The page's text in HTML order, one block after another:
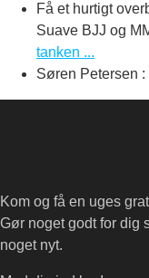
Få et hurtigt
Suave BJJ og
tanken ...
Søren Petersen :
Kom og få en uges
Gør noget godt for dig
noget nyt.